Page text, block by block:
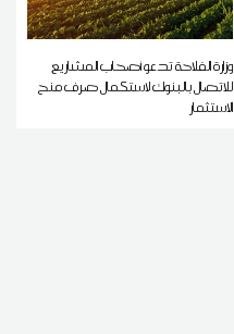
وزارة الفلاحة تدعو أصحاب المشاريع
للاتصال بالبنوك لاستكمال صرف منح
الاستثمار